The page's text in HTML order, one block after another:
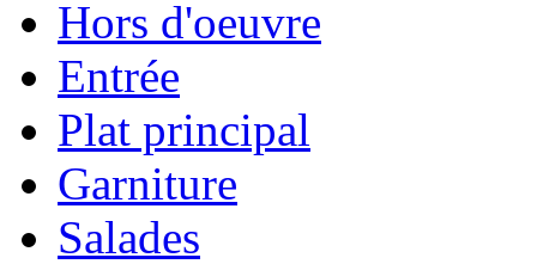
Hors d'oeuvre
Entrée
Plat principal
Garniture
Salades